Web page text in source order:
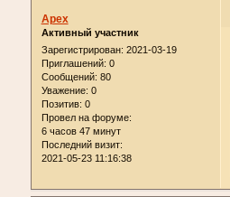
Apex
Активный участник
Зарегистрирован: 2021-03-19
Приглашений: 0
Сообщений: 80
Уважение: 0
Позитив: 0
Провел на форуме:
6 часов 47 минут
Последний визит:
2021-05-23 11:16:38